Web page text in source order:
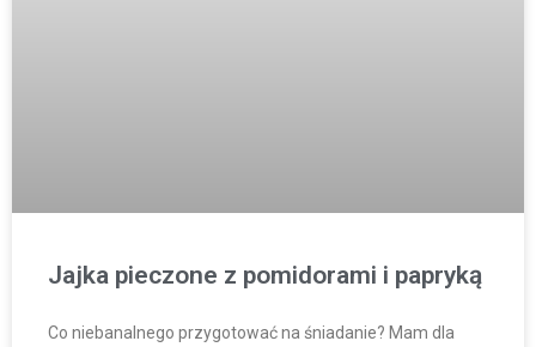
Jajka pieczone z pomidorami i papryką
Co niebanalnego przygotować na śniadanie? Mam dla